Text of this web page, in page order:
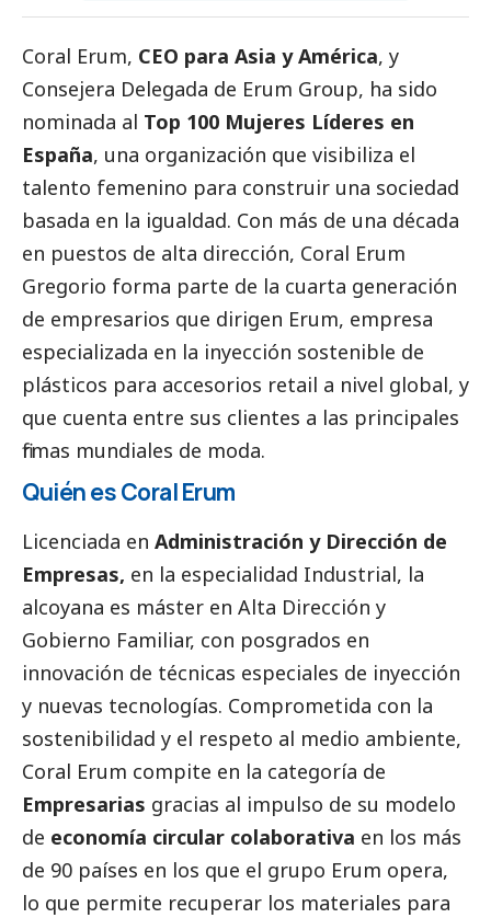
Coral Erum, CEO para Asia y América, y
Consejera Delegada de Erum Group, ha sido
nominada al Top 100 Mujeres Líderes en
España, una organización que visibiliza el
talento femenino para construir una sociedad
basada en la igualdad. Con más de una década
en puestos de alta dirección, Coral Erum
Gregorio forma parte de la cuarta generación
de empresarios que dirigen Erum, empresa
especializada en la inyección sostenible de
plásticos para accesorios retail a nivel global, y
que cuenta entre sus clientes a las principales
firmas mundiales de moda.
Quién es Coral Erum
Licenciada en Administración y Dirección de
Empresas, en la especialidad Industrial, la
alcoyana es máster en Alta Dirección y
Gobierno Familiar, con posgrados en
innovación de técnicas especiales de inyección
y nuevas tecnologías. Comprometida con la
sostenibilidad y el respeto al medio ambiente,
Coral Erum compite en la categoría de
Empresarias gracias al impulso de su modelo
de economía circular colaborativa en los más
de 90 países en los que el grupo Erum opera,
lo que permite recuperar los materiales para